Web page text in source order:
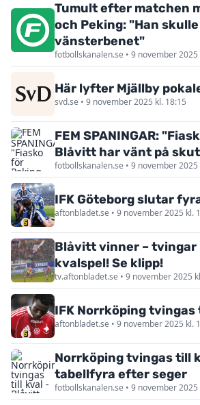
Tumult efter matchen
och Peking: "Han
vänsterbenet"
fotbollskanalen.se • 9 november 2025
Här lyfter Mjällby
svd.se • 9 november 2025 kl. 18:15
FEM SPANINGAR:
Blåvitt har vänt på
fotbollskanalen.se • 9 november 2025
IFK Göteborg slutar
aftonbladet.se • 9 november 2025 kl.
Blåvitt vinner – tvingar
kvalspel! Se klipp!
tv.aftonbladet.se • 9 november 2025
IFK Norrköping tvingas
aftonbladet.se • 9 november 2025 kl.
Norrköping tvingas till
tabellfyra efter seger
fotbollskanalen.se • 9 november 2025